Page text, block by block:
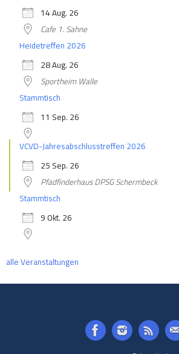
14 Aug. 26
Cafe 1. Sahne
Heidetreffen 2026
28 Aug. 26
Sportheim Walle
Stammtisch
11 Sep. 26
VCVD-Jahresabschlusstreffen 2026
25 Sep. 26
Pfadfinderhaus DPSG Schermbeck
Stammtisch
9 Okt. 26
alle Veranstaltungen